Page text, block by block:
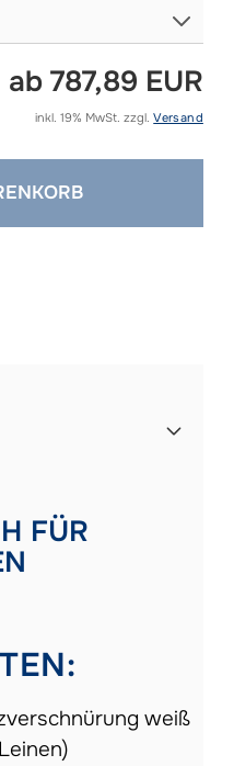
ab 787,89 EUR
inkl. 19% MwSt. zzgl.Versand
FÜR
weiß